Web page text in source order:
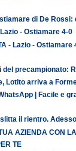
di De
Lazio - Ostiamare 4-0
- Lazio -
del precampionato:
Lotito arriva a
| Facile e
il rientro.
AZIENDA CON
TE